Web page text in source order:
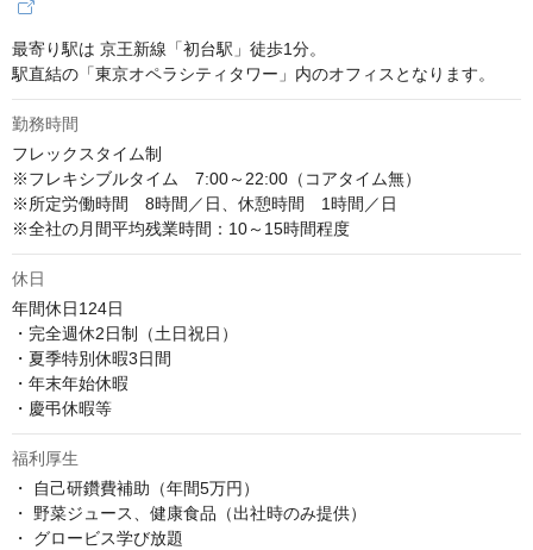
最寄り駅は 京王新線「初台駅」徒歩1分。
駅直結の「東京オペラシティタワー」内のオフィスとなります。
勤務時間
フレックスタイム制
※フレキシブルタイム　7:00～22:00（コアタイム無）
※所定労働時間　8時間／日、休憩時間　1時間／日
※全社の月間平均残業時間：10～15時間程度
休日
年間休日124日
・完全週休2日制（土日祝日）
・夏季特別休暇3日間
・年末年始休暇
・慶弔休暇等
福利厚生
・ 自己研鑽費補助（年間5万円）
・ 野菜ジュース、健康食品（出社時のみ提供）
・ グロービス学び放題